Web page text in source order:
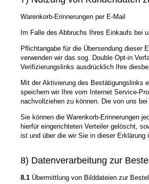
Warenkorb-Erinnerungen per E-Mail
Im Falle des Abbruchs Ihres Einkaufs bei
Pflichtangabe für die Übersendung dieser
verwenden wir das sog. Double Opt-in
Verifizierungslinks ausdrücklich Ihre
Mit der Aktivierung des Bestätigungslinks
speichern wir Ihre vom Internet Service-
nachvollziehen zu können. Die von uns
Sie können die Warenkorb-Erinnerungen
hierfür eingerichteten Verteiler gelöscht,
ist und über die wir Sie in dieser Erklärung
8) Datenverarbeitung zur
8.1 Übermittlung von Bilddateien zur